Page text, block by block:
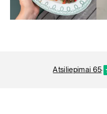
atsiliepimai 65·